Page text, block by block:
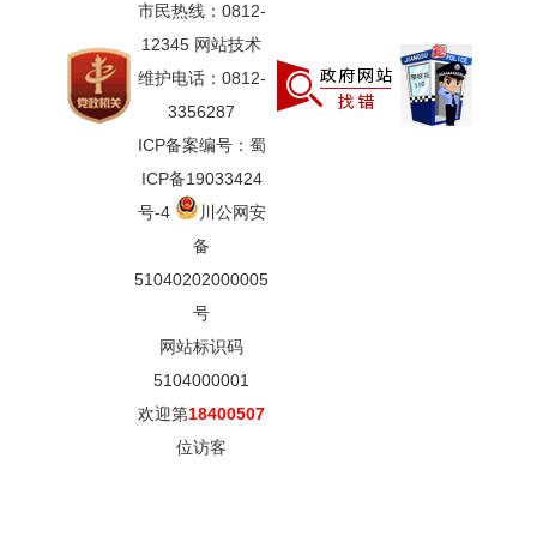
市民热线：0812-
12345 网站技术
维护电话：0812-
3356287
ICP备案编号：蜀
ICP备19033424
号-4
川公网安
备
51040202000005
号
网站标识码
5104000001
欢迎第18400507
位访客